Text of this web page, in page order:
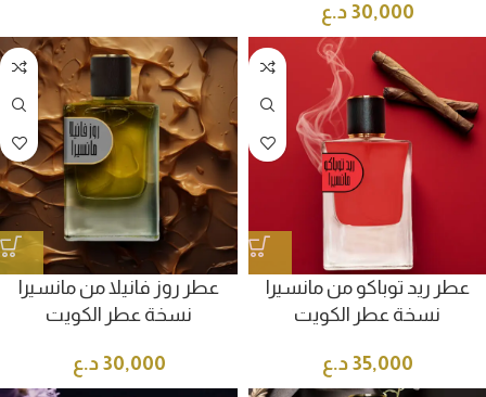
30,000 د.ع
عطر روز فانيلا من مانسيرا
نسخة عطر الكويت
30,000 د.ع
عطر ريد توباكو من مانسيرا
نسخة عطر الكويت
35,000 د.ع